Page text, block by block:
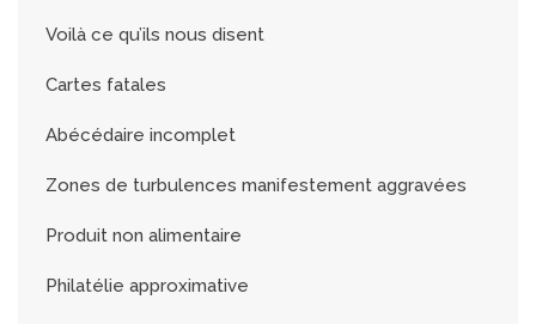
Voilà ce qu’ils nous disent
Cartes fatales
Abécédaire incomplet
Zones de turbulences manifestement aggravées
Produit non alimentaire
Philatélie approximative